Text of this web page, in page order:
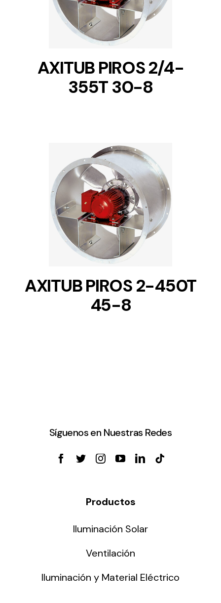
AXITUB PIROS 2/4-
355T 30-8
DETAILS
AXITUB PIROS 2-450T
45-8
Síguenos en Nuestras Redes
Productos
Iluminación Solar
Ventilación
Iluminación y Material Eléctrico